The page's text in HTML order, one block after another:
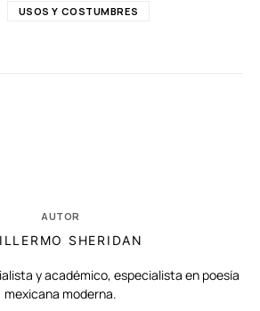
USOS Y COSTUMBRES
AUTOR
SHERIDAN
y académico, especialista en poesía
mexicana moderna.